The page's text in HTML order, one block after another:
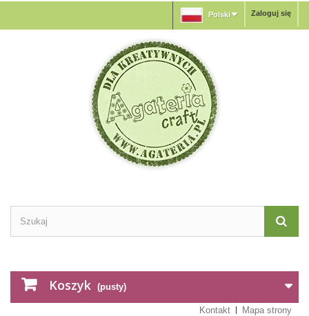
Zaloguj się
Polski
Koszyk (pusty)
Kontakt Mapa strony